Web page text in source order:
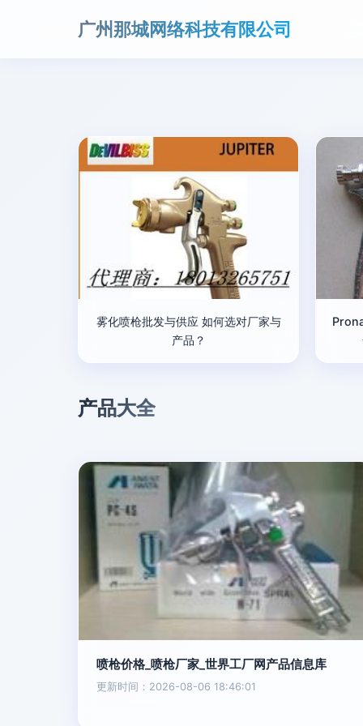
广州那城网络科技有限公司
雾化喷枪批发与供应 如何选对厂家与
产品？
产品大全
喷枪价格_喷枪厂家_世界工厂网产品信息库
更新时间：2026-08-06 18:46:01